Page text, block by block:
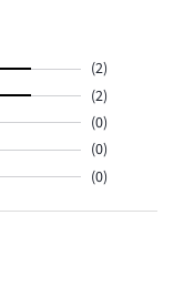
(2)
(2)
(0)
(0)
(0)